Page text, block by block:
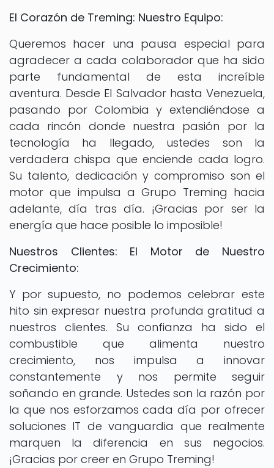
El Corazón de Treming: Nuestro Equipo:
Queremos hacer una pausa especial para
agradecer a cada colaborador que ha sido
parte fundamental de esta increíble
aventura. Desde El Salvador hasta Venezuela,
pasando por Colombia y extendiéndose a
cada rincón donde nuestra pasión por la
tecnología ha llegado, ustedes son la
verdadera chispa que enciende cada logro.
Su talento, dedicación y compromiso son el
motor que impulsa a Grupo Treming hacia
adelante, día tras día. ¡Gracias por ser la
energía que hace posible lo imposible!
Nuestros Clientes: El Motor de Nuestro
Crecimiento:
Y por supuesto, no podemos celebrar este
hito sin expresar nuestra profunda gratitud a
nuestros clientes. Su confianza ha sido el
combustible que alimenta nuestro
crecimiento, nos impulsa a innovar
constantemente y nos permite seguir
soñando en grande. Ustedes son la razón por
la que nos esforzamos cada día por ofrecer
soluciones IT de vanguardia que realmente
marquen la diferencia en sus negocios.
¡Gracias por creer en Grupo Treming!